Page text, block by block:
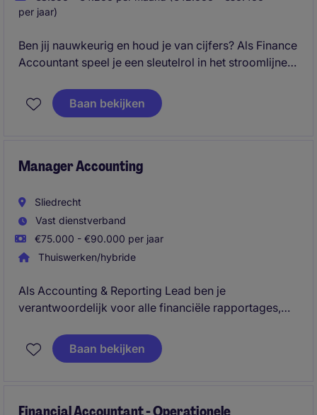
per jaar)
Ben jij nauwkeurig en houd je van cijfers? Als Finance
Accountant speel je een sleutelrol in het stroomlijnen
Ontdek hoe jouw expertise impact maakt op een
dynamische organisatie!
Baan bekijken
Manager Accounting
Sliedrecht
Vast dienstverband
€75.000 - €90.000 per jaar
Thuiswerken/hybride
Als Accounting & Reporting Lead ben je
verantwoordelijk voor alle financiële rapportages,
Nederlandse organisatie, waarbij je werkt volgens
IFRS-richtlijnen. Je stuurt een klein team aan en
Baan bekijken